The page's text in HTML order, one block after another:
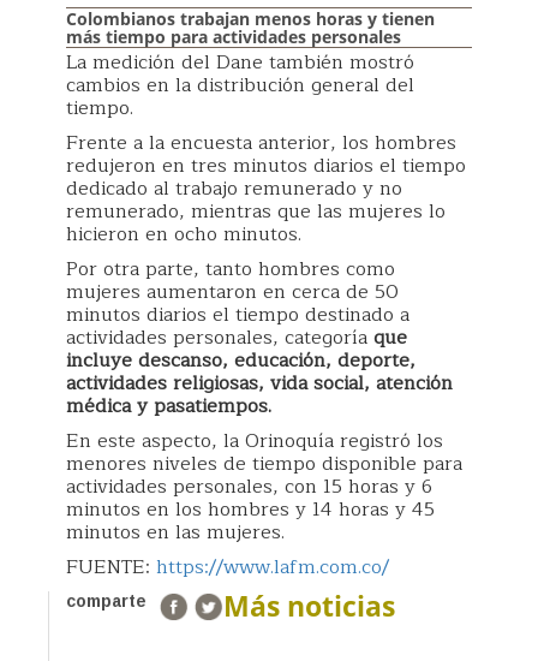
Colombianos trabajan menos horas y tienen
más tiempo para actividades personales
La medición del Dane también mostró
cambios en la distribución general del
tiempo.
Frente a la encuesta anterior, los hombres
redujeron en tres minutos diarios el tiempo
dedicado al trabajo remunerado y no
remunerado, mientras que las mujeres lo
hicieron en ocho minutos.
Por otra parte, tanto hombres como
mujeres aumentaron en cerca de 50
minutos diarios el tiempo destinado a
actividades personales, categoríaque
incluye descanso, educación, deporte,
actividades religiosas, vida social, atención
médica y pasatiempos.
En este aspecto, la Orinoquía registró los
menores niveles de tiempo disponible para
actividades personales, con 15 horas y 6
minutos en los hombres y 14 horas y 45
minutos en las mujeres.
FUENTE: https://www.lafm.com.co/
comparte Más noticias